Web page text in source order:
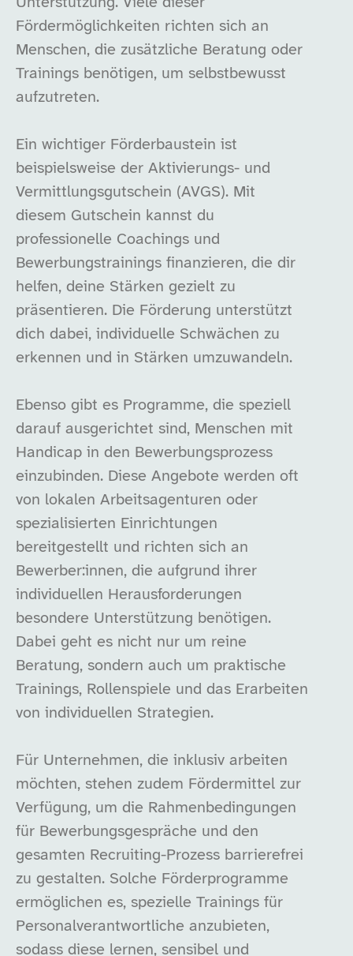
Fördermöglichkeiten richten sich an
Menschen, die zusätzliche Beratung oder
Trainings benötigen, um selbstbewusst
aufzutreten.
Ein wichtiger Förderbaustein ist
beispielsweise der Aktivierungs- und
Vermittlungsgutschein (AVGS). Mit
diesem Gutschein kannst du
professionelle Coachings und
Bewerbungstrainings finanzieren, die dir
helfen, deine Stärken gezielt zu
präsentieren. Die Förderung unterstützt
dich dabei, individuelle Schwächen zu
erkennen und in Stärken umzuwandeln.
Ebenso gibt es Programme, die speziell
darauf ausgerichtet sind, Menschen mit
Handicap in den Bewerbungsprozess
einzubinden. Diese Angebote werden oft
von lokalen Arbeitsagenturen oder
spezialisierten Einrichtungen
bereitgestellt und richten sich an
Bewerber:innen, die aufgrund ihrer
individuellen Herausforderungen
besondere Unterstützung benötigen.
Dabei geht es nicht nur um reine
Beratung, sondern auch um praktische
Trainings, Rollenspiele und das Erarbeiten
von individuellen Strategien.
Für Unternehmen, die inklusiv arbeiten
möchten, stehen zudem Fördermittel zur
Verfügung, um die Rahmenbedingungen
für Bewerbungsgespräche und den
gesamten Recruiting-Prozess barrierefrei
zu gestalten. Solche Förderprogramme
ermöglichen es, spezielle Trainings für
Personalverantwortliche anzubieten,
sodass diese lernen, sensibel und